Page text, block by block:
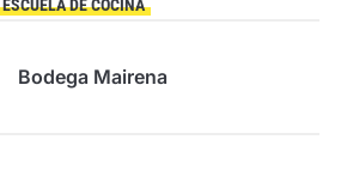
ESCUELA DE COCINA
Bodega Mairena